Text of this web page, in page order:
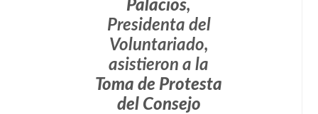
Palacios,
Presidenta del
Voluntariado,
asistieron a la
Toma de Protesta
del Consejo